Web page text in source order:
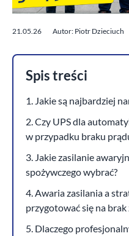
21.05.26 Autor: Piotr Dzieciuch
Spis treści
1. Jakie są najbardziej
2. Czy UPS dla
w przypadku braku
3. Jakie zasilanie
spożywczego wybrać?
4. Awaria zasilania a
przygotować się na brak
5. Dlaczego